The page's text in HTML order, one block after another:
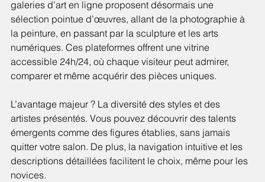
galeries d’art en ligne proposent désormais une
sélection pointue d’œuvres, allant de la photographie à
la peinture, en passant par la sculpture et les arts
numériques. Ces plateformes offrent une vitrine
accessible 24h/24, où chaque visiteur peut admirer,
comparer et même acquérir des pièces uniques.
L’avantage majeur ? La diversité des styles et des
artistes présentés. Vous pouvez découvrir des talents
émergents comme des figures établies, sans jamais
quitter votre salon. De plus, la navigation intuitive et les
descriptions détaillées facilitent le choix, même pour les
novices.